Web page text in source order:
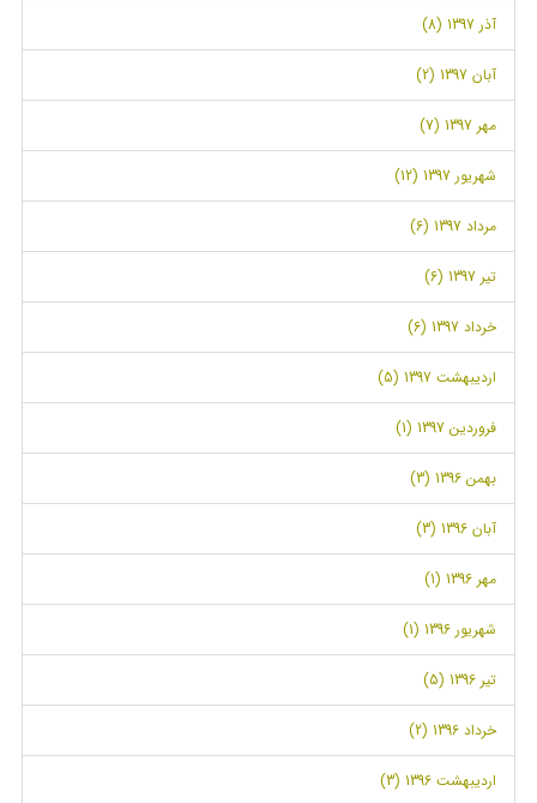
آذر 1397 (8)
آبان 1397 (2)
مهر 1397 (7)
شهریور 1397 (12)
مرداد 1397 (6)
تیر 1397 (6)
خرداد 1397 (6)
اردیبهشت 1397 (5)
فروردین 1397 (1)
بهمن 1396 (3)
آبان 1396 (3)
مهر 1396 (1)
شهریور 1396 (1)
تیر 1396 (5)
خرداد 1396 (2)
اردیبهشت 1396 (3)